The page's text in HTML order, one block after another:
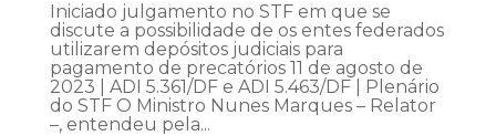
Iniciado julgamento no STF em que se
discute a possibilidade de os entes federados
utilizarem depósitos judiciais para
pagamento de precatórios 11 de agosto de
2023 | ADI 5.361/DF e ADI 5.463/DF | Plenário
do STF O Ministro Nunes Marques – Relator
–, entendeu pela...